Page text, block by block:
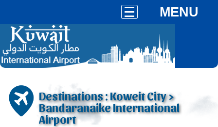
MENU
Destinations : Koweit City >
Bandaranaike International
Airport